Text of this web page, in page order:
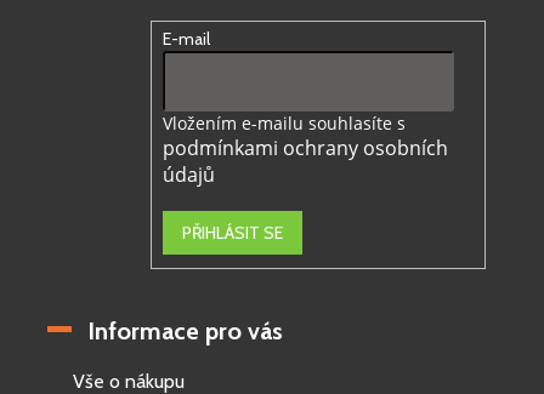
E-mail
Vložením e-mailu souhlasíte s
podmínkami ochrany osobních
údajů
PŘIHLÁSIT SE
Informace pro vás
Vše o nákupu